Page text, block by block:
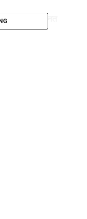
को मिली जमानत